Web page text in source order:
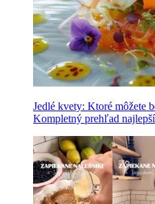
Jedlé kvety: Ktoré môžete
Kompletný prehľad